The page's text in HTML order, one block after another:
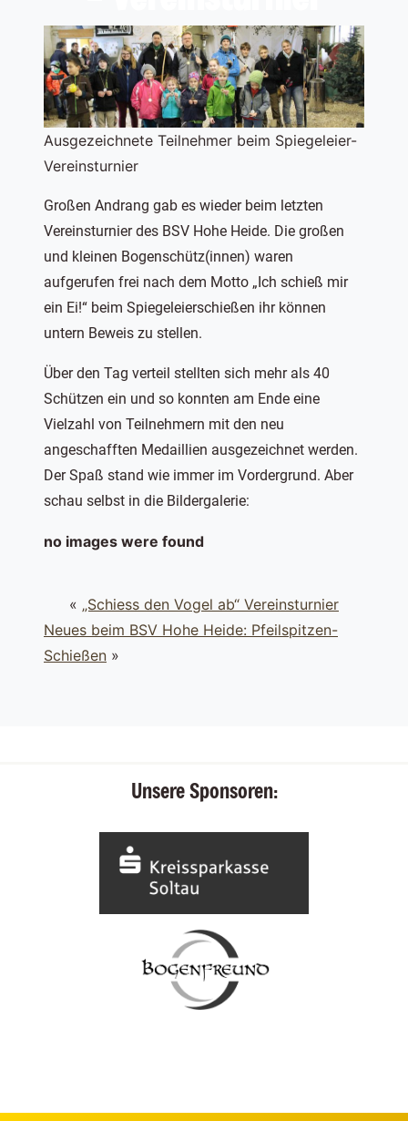
Ausgezeichnete Teilnehmer beim Spiegeleier-
Vereinsturnier
Großen Andrang gab es wieder beim letzten
Vereinsturnier des BSV Hohe Heide. Die großen
und kleinen Bogenschütz(innen) waren
aufgerufen frei nach dem Motto „Ich schieß mir
ein Ei!“ beim Spiegeleierschießen ihr können
untern Beweis zu stellen.
Über den Tag verteil stellten sich mehr als 40
Schützen ein und so konnten am Ende eine
Vielzahl von Teilnehmern mit den neu
angeschafften Medaillien ausgezeichnet werden.
Der Spaß stand wie immer im Vordergrund. Aber
schau selbst in die Bildergalerie:
no images were found
« „Schiess den Vogel ab“ Vereinsturnier
Neues beim BSV Hohe Heide: Pfeilspitzen-
Schießen »
Unsere Sponsoren: